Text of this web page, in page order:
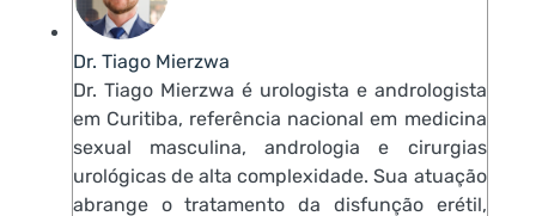
Dr. Tiago Mierzwa
Dr. Tiago Mierzwa é urologista e andrologista
em Curitiba, referência nacional em medicina
sexual masculina, andrologia e cirurgias
urológicas de alta complexidade. Sua atuação
abrange o tratamento da disfunção erétil,